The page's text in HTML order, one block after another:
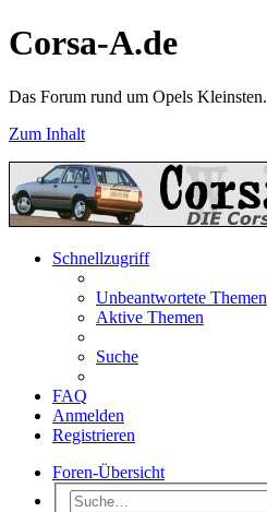
Corsa-A.de
Das Forum rund um Opels Kleinsten.
Zum Inhalt
Schnellzugriff
Unbeantwortete Themen
Aktive Themen
Suche
FAQ
Anmelden
Registrieren
Foren-Übersicht